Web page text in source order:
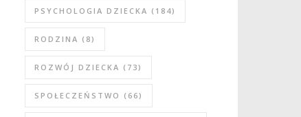
PSYCHOLOGIA DZIECKA (184)
RODZINA (8)
ROZWÓJ DZIECKA (73)
SPOŁECZEŃSTWO (66)